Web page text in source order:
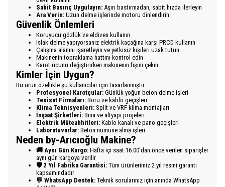
Sabit Basınç Uygulayın: Aşırı bastırmadan, sabit hızda ilerleyin
Ara Verin: Uzun delme işlerinde motoru dinlendirin
Güvenlik Önlemleri
Koruyucu gözlük ve eldiven kullanın
Islak delme yapıyorsanız elektrik kaçağına karşı PRCD kullanın
Çalışma alanını işaretleyin ve yetkisiz kişileri uzak tutun
Makinenin topraklama hattını kontrol edin
Karot ucunu değiştirirken makinenin fişini çekin
Kimler İçin Uygun?
Bu ürün özellikle şu kullanıcılar için tasarlanmıştır:
Profesyonel Karotçular: Günlük yoğun beton delme işleri
Tesisat Firmaları: Boru ve kablo geçişleri
Klima Teknisyenleri: Split ve VRF klima montajları
İnşaat Şirketleri: Bina ve altyapı projeleri
Elektrik Müteahhitleri: Kablo kanalı ve pano geçişleri
Laboratuvarlar: Beton numune alma işleri
Neden by-Arıcıoğlu Makine?
🚚 Aynı Gün Kargo: Hafta içi saat 16.00'dan önce verilen siparişler
aynı gün kargoya verilir
🛡️ 2 Yıl Fabrika Garantisi: Tüm ürünlerimiz 2 yıl resmi garanti
kapsamındadır
💬 WhatsApp Destek: Teknik sorularınız için anında WhatsApp